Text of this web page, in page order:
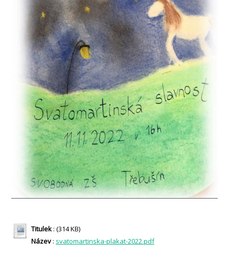
Titulek: (314 KB)
Název: svatomartinska-plakat-2022.pdf